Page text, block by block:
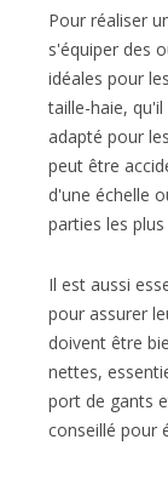
Pour réaliser
s'équiper des
idéales pour
taille-haie,
adapté pour
peut être
d'une échelle
parties les
Il est aussi
pour assurer
doivent être
nettes,
port de gants
conseillé pour